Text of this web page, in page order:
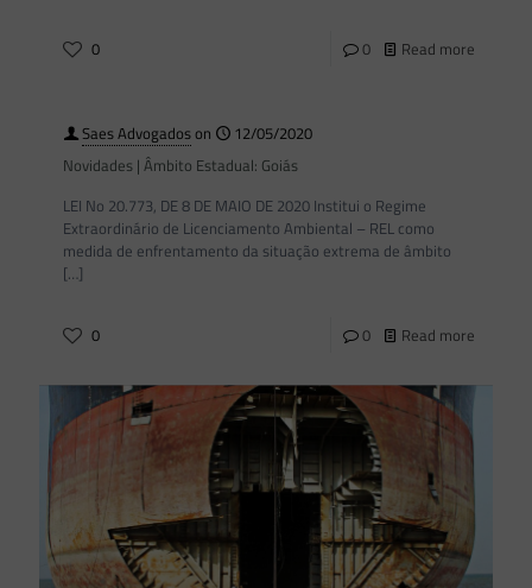
0 0 Read more
Saes Advogadoson
12/05/2020
Novidades | Âmbito Estadual: Goiás
LEI No 20.773, DE 8 DE MAIO DE 2020 Institui o Regime
Extraordinário de Licenciamento Ambiental – REL como
medida de enfrentamento da situação extrema de âmbito
[…]
0 0 Read more